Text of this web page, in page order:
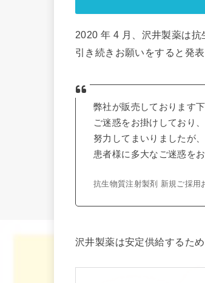
2020 年 4 月、沢井製薬は
引き続きお願いをすると発表
弊社が販売しております
ご迷惑をお掛けしており
努力してまいりましたが
患者様に多大なご迷惑を
抗生物質注射製剤 新規ご採用
沢井製薬は安定供給するた